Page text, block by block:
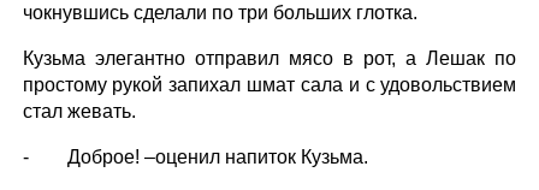
чокнувшись сделали по три больших глотка.
Кузьма элегантно отправил мясо в рот, а Лешак по
простому рукой запихал шмат сала и с удовольствием
стал жевать.
- Доброе! –оценил напиток Кузьма.